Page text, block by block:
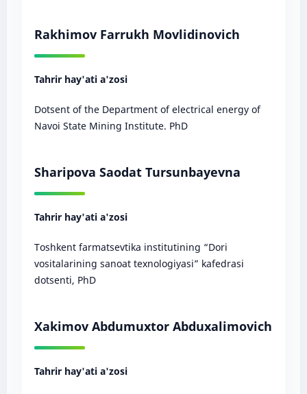
Rakhimov Farrukh Movlidinovich
Tahrir hay'ati a'zosi
Dotsent of the Department of electrical energy of
Navoi State Mining Institute. PhD
Sharipova Saodat Tursunbayevna
Tahrir hay'ati a'zosi
Toshkent farmatsevtika institutining “Dori
vositalarining sanoat texnologiyasi” kafedrasi
dotsenti, PhD
Xakimov Abdumuxtor Abduxalimovich
Tahrir hay'ati a'zosi